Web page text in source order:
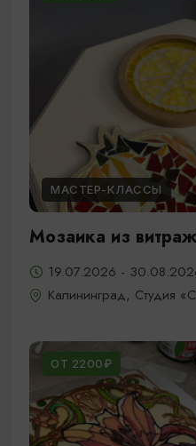
МАСТЕР-КЛАССЫ
Мозаика из
19.07.2026 -
Калининград, Студия
ОТ 2200₽